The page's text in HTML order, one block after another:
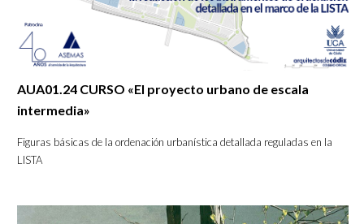
AUA01.24 CURSO «El proyecto urbano de escala
intermedia»
Figuras básicas de la ordenación urbanística detallada reguladas en la
LISTA